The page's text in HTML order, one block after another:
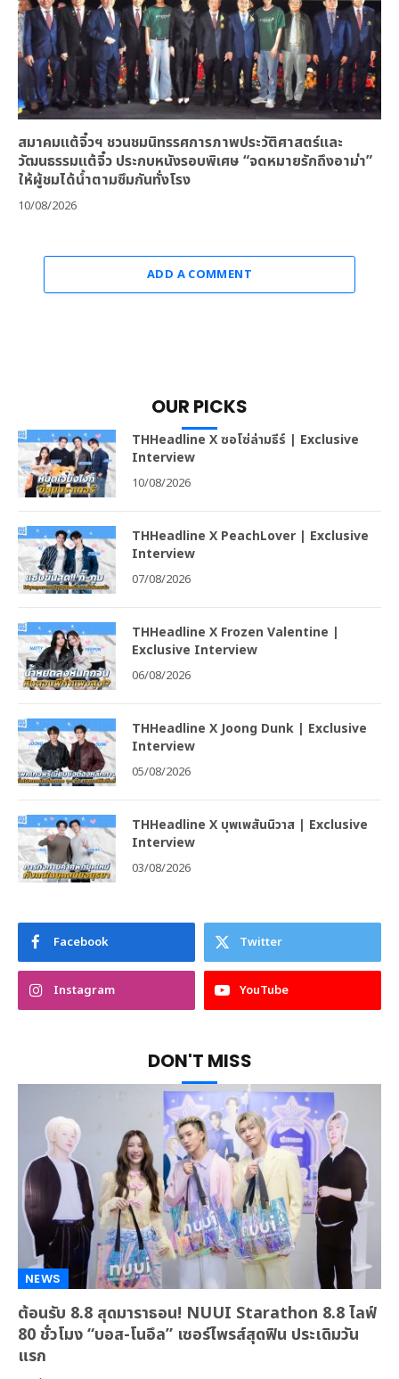
สมาคมแต้จิ๋วฯ ชวนชมนิทรรศการภาพประวัติศาสตร์และ
วัฒนธรรมแต้จิ๋ว ประกบหนังรอบพิเศษ “จดหมายรักถึงอาม่า”
ให้ผู้ชมได้น้ำตามซึมกันทั่งโรง
10/08/2026
ADD A COMMENT
OUR PICKS
THHeadline X ซอโซ่ล่ามธีร์ | Exclusive
Interview
10/08/2026
THHeadline X PeachLover | Exclusive
Interview
07/08/2026
THHeadline X Frozen Valentine |
Exclusive Interview
06/08/2026
THHeadline X Joong Dunk | Exclusive
Interview
05/08/2026
THHeadline X บุพเพสันนิวาส | Exclusive
Interview
03/08/2026
Facebook Twitter
Instagram YouTube
DON'T MISS
NEWS
ต้อนรับ 8.8 สุดมาราธอน! NUUI Starathon 8.8 ไลฟ์
80 ชั่วโมง “บอส-โนอึล” เซอร์ไพรส์สุดฟิน ประเดิมวัน
แรก